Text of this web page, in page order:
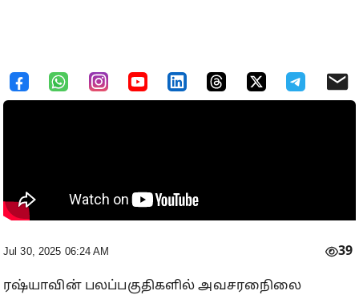
Jul 30, 2025 06:24 AM 39
ரஷ்யாவின் பலப்பகுதிகளில் அவசரநிைலை